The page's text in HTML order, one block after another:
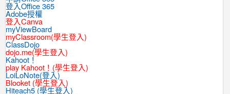
登入Office 365
Adobe授權
登入Canva
myViewBoard
myClassroom(學生登入)
ClassDojo
dojo.me(學生登入)
Kahoot！
play Kahoot！(學生登入)
LoiLoNote(登入)
Blooket (學生登入)
Hiteach5 (學生登入)